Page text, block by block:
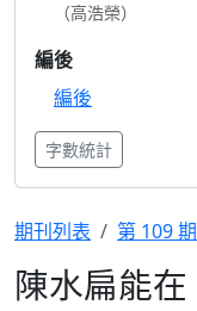
（高浩榮）
編後
編後
字數統計
期刊列表 第 109 期
陳水扁能